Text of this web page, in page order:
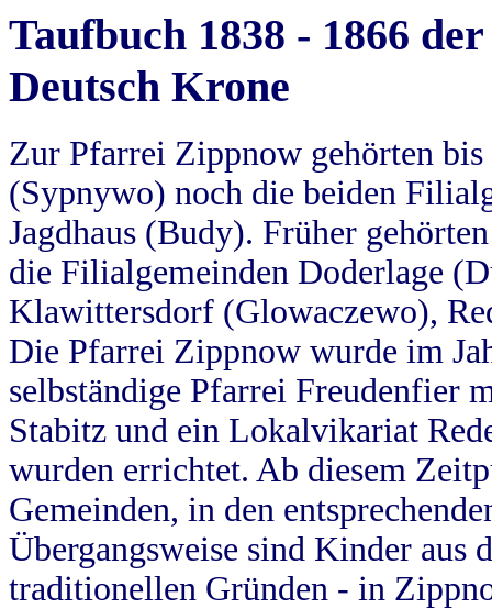
Taufbuch 1838 - 1866
Deutsch Krone
Zur Pfarrei Zippnow gehörten
(Sypnywo) noch die beiden
Jagdhaus (Budy). Früher
die Filialgemeinden Doderlage
Klawittersdorf (Glowaczewo),
Die Pfarrei Zippnow wurde im
selbständige Pfarrei Freudenfier
Stabitz und ein Lokalvikariat
wurden errichtet. Ab diesem
Gemeinden, in den
Übergangsweise sind Kinder aus
traditionellen Gründen - in